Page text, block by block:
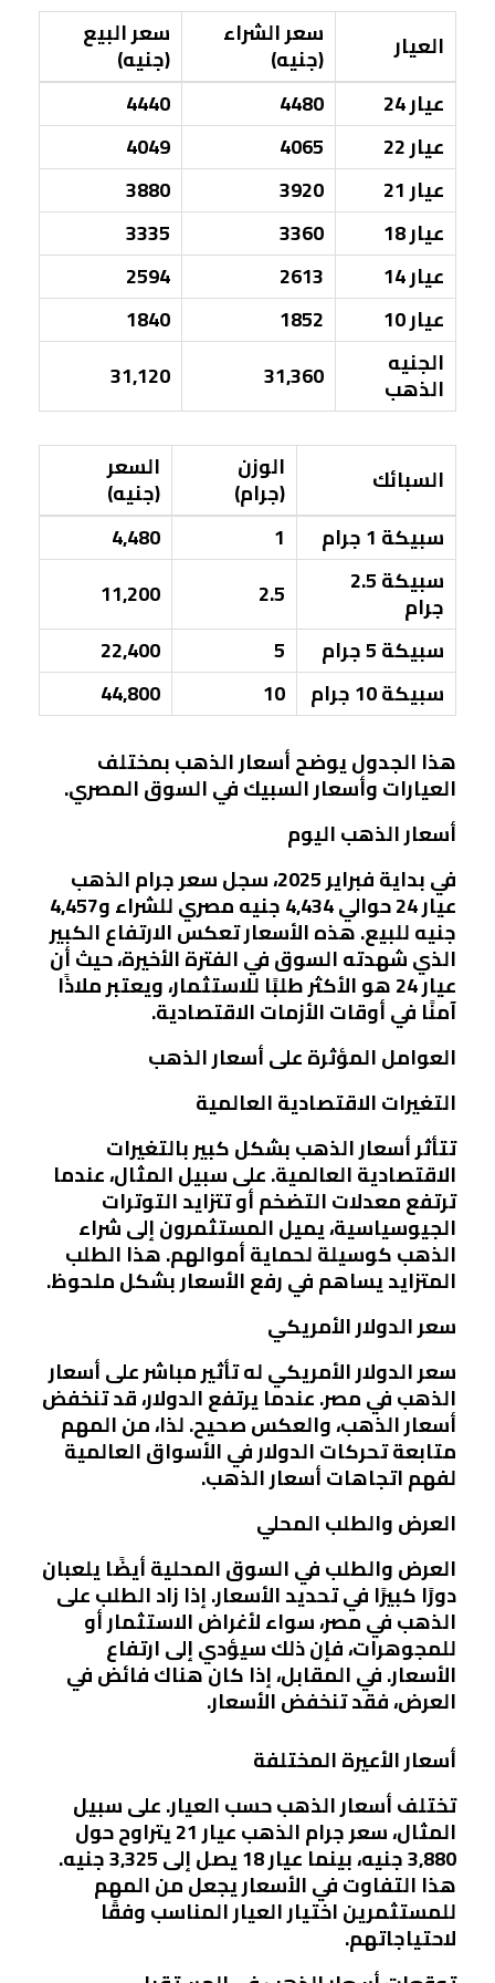
العيار
سعر الشراء
(جنيه)
سعر البيع
(جنيه)
عيار 24
4480
4440
عيار 22
4065
4049
عيار 21
3920
3880
عيار 18
3360
3335
عيار 14
2613
2594
عيار 10
1852
1840
الجنيه
الذهب 31,360
31,120
السبائك الوزن
(جرام)
السعر
(جنيه)
سبيكة 1 جرام
1
4,480
سبيكة 2.5
جرام 2.5
11,200
سبيكة 5 جرام
5
22,400
سبيكة 10 جرام
10
44,800
هذا الجدول يوضح أسعار الذهب بمختلف
العيارات وأسعار السبيك في السوق المصري.
أسعار الذهب اليوم
في بداية فبراير 2025، سجل سعر جرام الذهب
عيار 24 حوالي 4,434 جنيه مصري للشراء و4,457
جنيه للبيع. هذه الأسعار تعكس الارتفاع الكبير
الذي شهدته السوق في الفترة الأخيرة، حيث أن
عيار 24 هو الأكثر طلبًا للاستثمار، ويعتبر ملاذًا
آمنًا في أوقات الأزمات الاقتصادية.
العوامل المؤثرة على أسعار الذهب
التغيرات الاقتصادية العالمية
تتأثر أسعار الذهب بشكل كبير بالتغيرات
الاقتصادية العالمية. على سبيل المثال، عندما
ترتفع معدلات التضخم أو تتزايد التوترات
الجيوسياسية، يميل المستثمرون إلى شراء
الذهب كوسيلة لحماية أموالهم. هذا الطلب
المتزايد يساهم في رفع الأسعار بشكل ملحوظ.
سعر الدولار الأمريكي
سعر الدولار الأمريكي له تأثير مباشر على أسعار
الذهب في مصر. عندما يرتفع الدولار، قد تنخفض
أسعار الذهب، والعكس صحيح. لذا، من المهم
متابعة تحركات الدولار في الأسواق العالمية
لفهم اتجاهات أسعار الذهب.
العرض والطلب المحلي
العرض والطلب في السوق المحلية أيضًا يلعبان
دورًا كبيرًا في تحديد الأسعار. إذا زاد الطلب على
الذهب في مصر، سواء لأغراض الاستثمار أو
للمجوهرات، فإن ذلك سيؤدي إلى ارتفاع
الأسعار. في المقابل، إذا كان هناك فائض في
العرض، فقد تنخفض الأسعار.
أسعار الأعيرة المختلفة
تختلف أسعار الذهب حسب العيار. على سبيل
المثال، سعر جرام الذهب عيار 21 يتراوح حول
3,880 جنيه، بينما عيار 18 يصل إلى 3,325 جنيه.
هذا التفاوت في الأسعار يجعل من المهم
للمستثمرين اختيار العيار المناسب وفقًا
لاحتياجاتهم.